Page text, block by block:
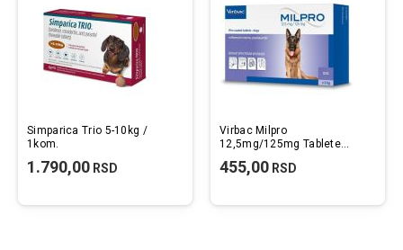
Simparica Trio 5-10kg /
1kom.
1.790,00 RSD
Virbac Milpro
12,5mg/125mg Tablete
za Pse Preko 5kg
455,00 RSD